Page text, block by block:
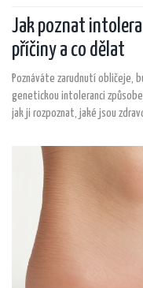
Jak poznat
příčiny a co dělat
Poznáváte zarudnutí obličeje,
genetickou intoleranci
jak ji rozpoznat, jaké jsou